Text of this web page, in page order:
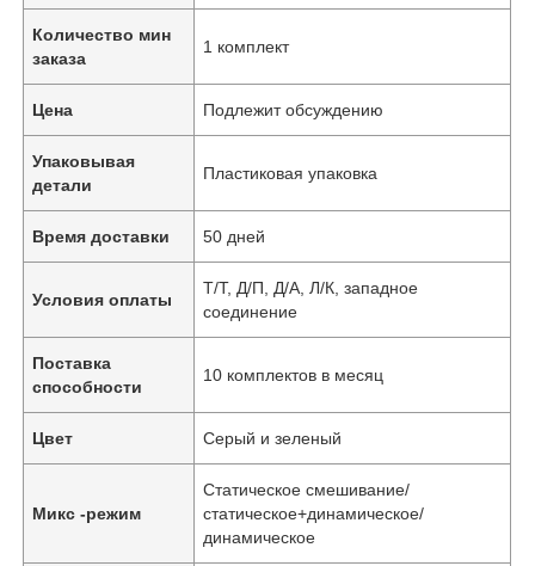
Количество мин
заказа
1 комплект
Цена Подлежит обсуждению
Упаковывая
детали
Пластиковая упаковка
Время доставки 50 дней
Условия оплаты
Т/Т, Д/П, Д/А, Л/К, западное
соединение
Поставка
способности
10 комплектов в месяц
Цвет Серый и зеленый
Микс -режим
Статическое смешивание/
статическое+динамическое/
динамическое